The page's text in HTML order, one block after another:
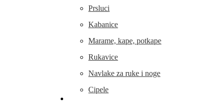
Prsluci
Kabanice
Marame, kape, potkape
Rukavice
Navlake za ruke i noge
Cipele